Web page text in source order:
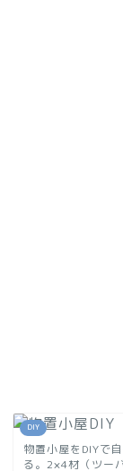
DIY
物置小屋をDIYで
る。2×4材（ツー